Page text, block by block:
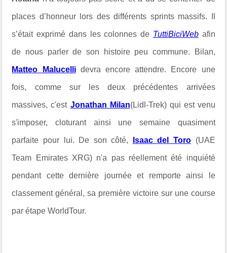
places d’honneur lors des différents sprints massifs. Il
s’était exprimé dans les colonnes de TuttiBiciWebafin
de nous parler de son histoire peu commune. Bilan,
Matteo Malucelli devra encore attendre. Encore une
fois, comme sur les deux précédentes arrivées
massives, c'est Jonathan Milan(Lidl-Trek) qui est venu
s'imposer, cloturant ainsi une semaine quasiment
parfaite pour lui. De son côté, Isaac del Toro (UAE
Team Emirates XRG) n'a pas réellement été inquiété
pendant cette dernière journée et remporte ainsi le
classement général, sa première victoire sur une course
par étape WorldTour.